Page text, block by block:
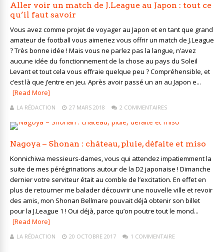
Aller voir un match de J.League au Japon : tout ce
qu’il faut savoir
Vous avez comme projet de voyager au Japon et en tant que grand
amateur de football vous aimeriez vous offrir un match de J.League
? Très bonne idée ! Mais vous ne parlez pas la langue, n’avez
aucune idée du fonctionnement de la chose au pays du Soleil
Levant et tout cela vous effraie quelque peu ? Compréhensible, et
c’est là que j’entre en jeu. Après avoir passé un an au Japon e...
[Read More]
LA RÉDACTION 27 MARS 2018 2 COMMENTAIRES
Nagoya – Shonan : château, pluie, défaite et miso
Konnichiwa messieurs-dames, vous qui attendez impatiemment la
suite de mes pérégrinations autour de la D2 japonaise ! Dimanche
dernier votre serviteur était au comble de l’excitation. En effet en
plus de retourner me balader découvrir une nouvelle ville et revoir
des amis, mon Shonan Bellmare pouvait déjà obtenir son billet
pour la J.League 1 ! Oui déjà, parce qu’on poutre tout le mond...
[Read More]
LA RÉDACTION 20 OCTOBRE 2017 1 COMMENTAIRE